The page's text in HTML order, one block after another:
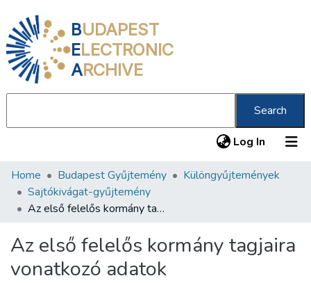
BUDAPEST
ELECTRONIC
ARCHIVE
Search
Log In (current)
Communities & Collections
All of DSpace
About us
Home Budapest Gyűjtemény
Különgyűjtemények
Sajtókivágat-gyűjtemény
Az első felelős kormány tagjaira vonatkozó adatok
Az első felelős kormány tagjaira
vonatkozó adatok